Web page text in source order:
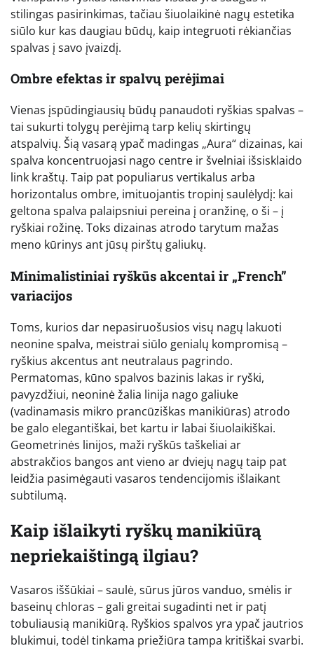
stilingas pasirinkimas, tačiau šiuolaikinė nagų estetika
siūlo kur kas daugiau būdų, kaip integruoti rėkiančias
spalvas į savo įvaizdį.
Ombre efektas ir spalvų perėjimai
Vienas įspūdingiausių būdų panaudoti ryškias spalvas –
tai sukurti tolygų perėjimą tarp kelių skirtingų
atspalvių. Šią vasarą ypač madingas „Aura“ dizainas, kai
spalva koncentruojasi nago centre ir švelniai išsisklaido
link kraštų. Taip pat populiarus vertikalus arba
horizontalus ombre, imituojantis tropinį saulėlydį: kai
geltona spalva palaipsniui pereina į oranžinę, o ši – į
ryškiai rožinę. Toks dizainas atrodo tarytum mažas
meno kūrinys ant jūsų pirštų galiukų.
Minimalistiniai ryškūs akcentai ir „French”
variacijos
Toms, kurios dar nepasiruošusios visų nagų lakuoti
neonine spalva, meistrai siūlo genialų kompromisą –
ryškius akcentus ant neutralaus pagrindo.
Permatomas, kūno spalvos bazinis lakas ir ryški,
pavyzdžiui, neoninė žalia linija nago galiuke
(vadinamasis mikro prancūziškas manikiūras) atrodo
be galo elegantiškai, bet kartu ir labai šiuolaikiškai.
Geometrinės linijos, maži ryškūs taškeliai ar
abstrakčios bangos ant vieno ar dviejų nagų taip pat
leidžia pasimėgauti vasaros tendencijomis išlaikant
subtilumą.
Kaip išlaikyti ryškų manikiūrą
nepriekaištingą ilgiau?
Vasaros iššūkiai – saulė, sūrus jūros vanduo, smėlis ir
baseinų chloras – gali greitai sugadinti net ir patį
tobuliausią manikiūrą. Ryškios spalvos yra ypač jautrios
blukimui, todėl tinkama priežiūra tampa kritiškai svarbi.